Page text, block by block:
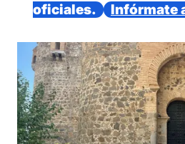
oficiales.
Infórmate